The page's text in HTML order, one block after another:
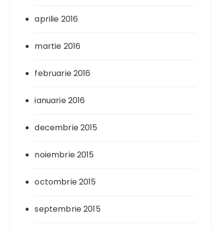
aprilie 2016
martie 2016
februarie 2016
ianuarie 2016
decembrie 2015
noiembrie 2015
octombrie 2015
septembrie 2015